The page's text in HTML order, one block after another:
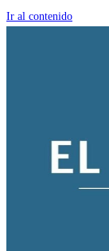
Ir al contenido